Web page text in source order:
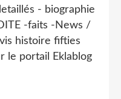
- biographie
-faits -News /
histoire fifties
le portail Eklablog